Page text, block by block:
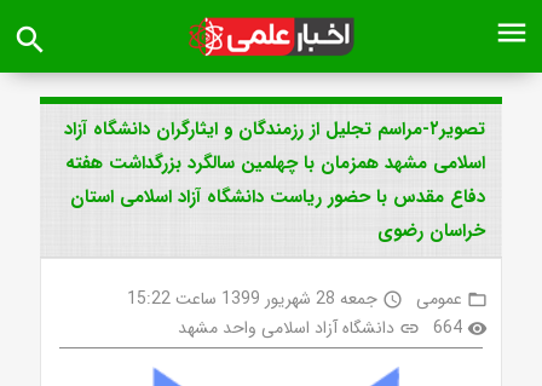
menu
search
تصویر۲-مراسم تجلیل از رزمندگان و ایثارگران دانشگاه آزاد
اسلامی مشهد همزمان با چهلمین سالگرد بزرگداشت هفته
دفاع مقدس با حضور ریاست دانشگاه آزاد اسلامی استان
خراسان رضوی
folder_open عمومی access_time جمعه 28 شهریور 1399 ساعت 15:22
visibility
664
link دانشگاه آزاد اسلامی واحد مشهد